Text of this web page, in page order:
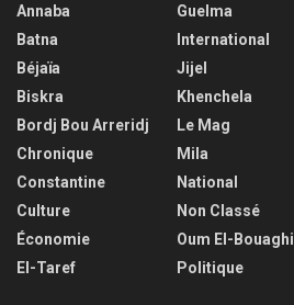
Annaba
Batna
Béjaïa
Biskra
Bordj Bou Arreridj
Chronique
Constantine
Culture
Économie
El-Taref
Guelma
International
Jijel
Khenchela
Le Mag
Mila
National
Non Classé
Oum El-Bouaghi
Politique